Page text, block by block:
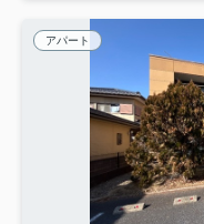
アパート